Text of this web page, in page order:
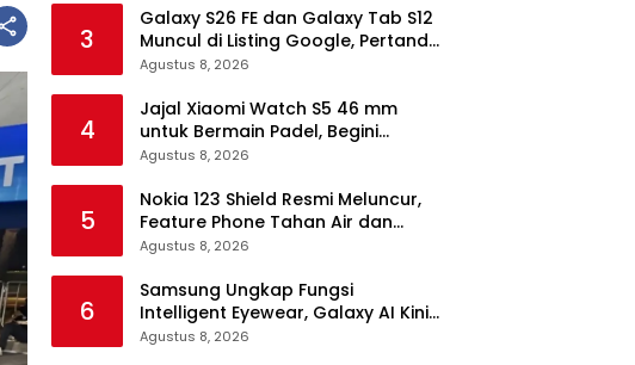
3
Galaxy S26 FE dan Galaxy Tab S12
Muncul di Listing Google, Pertanda
Segera Rilis?
Agustus 8, 2026
4
Jajal Xiaomi Watch S5 46 mm
untuk Bermain Padel, Begini
Kemampuannya
Agustus 8, 2026
5
Nokia 123 Shield Resmi Meluncur,
Feature Phone Tahan Air dan
Debu
Agustus 8, 2026
6
Samsung Ungkap Fungsi
Intelligent Eyewear, Galaxy AI Kini
Bisa Diakses Tanpa Layar
Agustus 8, 2026